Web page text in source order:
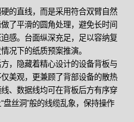
的直线，而是采用符合双臂自然
了平滑的圆角处理，避免长时间
感。台面纵深充足，足以容纳复
况下的纸质预案推演。
，隐藏着精心设计的设备背板与
美观，更兼顾了背部设备的散热
、数据线均可在背板后方有序穿
丝洞”般的线缆乱象，保持操作